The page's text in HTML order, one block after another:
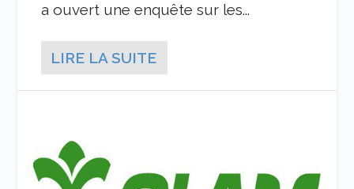
a ouvert une enquête sur les...
LIRE LA SUITE